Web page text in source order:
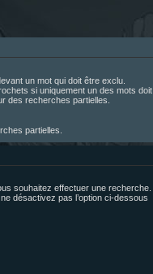
un mot qui doit être exclu.
si uniquement un des mots doit
des recherches partielles.
partielles.
souhaitez effectuer une recherche.
désactivez pas l’option ci-dessous